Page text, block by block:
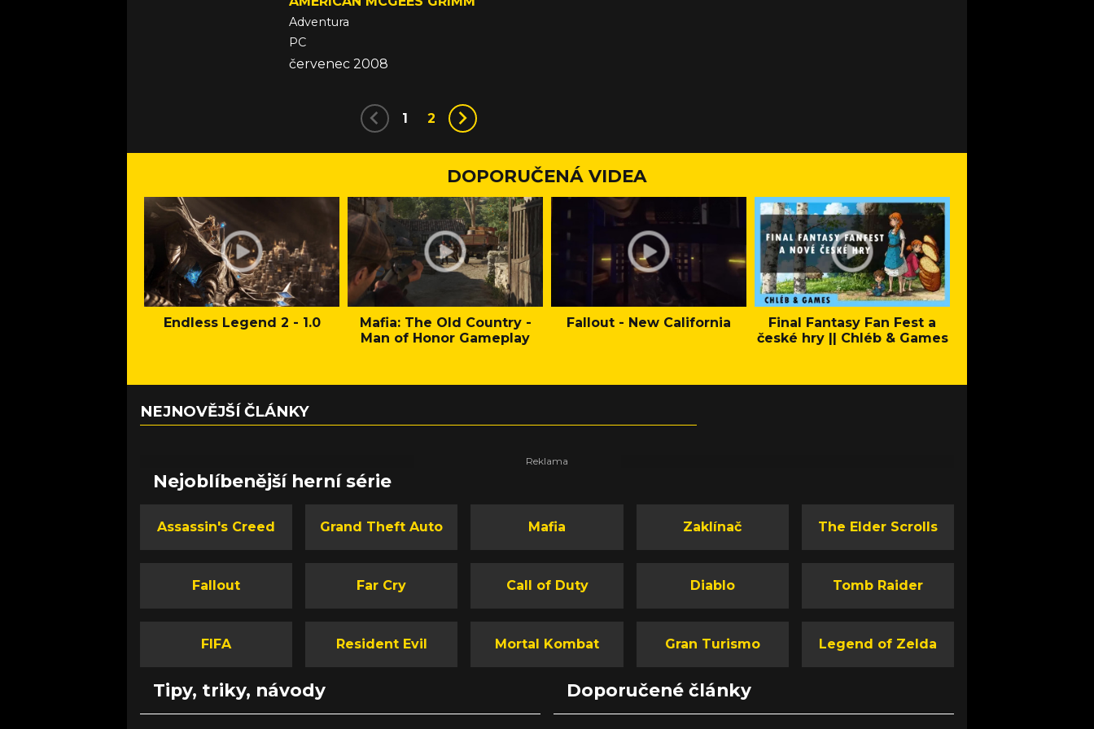
Adventura
PC
červenec 2008
1 2
DOPORUČENÁ VIDEA
Endless Legend 2 - 1.0
Mafia: The Old Country -
Man of Honor Gameplay
Fallout - New California
Final Fantasy Fan Fest a
české hry || Chléb & Games
NEJNOVĚJŠÍ ČLÁNKY
Nejoblíbenější herní série
Assassin's Creed Grand Theft Auto Mafia Zaklínač The Elder Scrolls
Fallout Far Cry Call of Duty Diablo Tomb Raider
FIFA Resident Evil Mortal Kombat Gran Turismo Legend of Zelda
Tipy, triky, návody Doporučené články